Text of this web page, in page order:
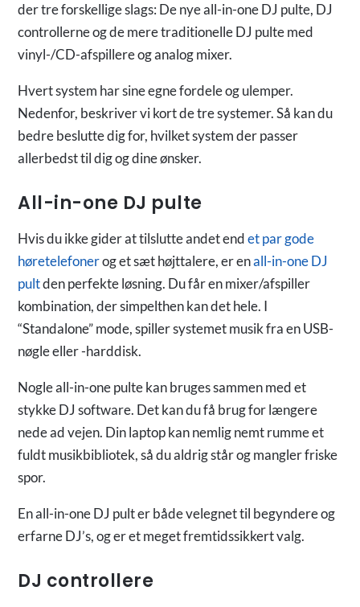
der tre forskellige slags: De nye all-in-one DJ pulte, DJ
controllerne og de mere traditionelle DJ pulte med
vinyl-/CD-afspillere og analog mixer.
Hvert system har sine egne fordele og ulemper.
Nedenfor, beskriver vi kort de tre systemer. Så kan du
bedre beslutte dig for, hvilket system der passer
allerbedst til dig og dine ønsker.
All-in-one DJ pulte
Hvis du ikke gider at tilslutte andet endet par gode
høretelefonerog et sæt højttalere, er enall-in-one DJ
pultden perfekte løsning. Du får en mixer/afspiller
kombination, der simpelthen kan det hele. I
“Standalone” mode, spiller systemet musik fra en USB-
nøgle eller -harddisk.
Nogle all-in-one pulte kan bruges sammen med et
stykke DJ software. Det kan du få brug for længere
nede ad vejen. Din laptop kan nemlig nemt rumme et
fuldt musikbibliotek, så du aldrig står og mangler friske
spor.
En all-in-one DJ pult er både velegnet til begyndere og
erfarne DJ’s, og er et meget fremtidssikkert valg.
DJ controllere